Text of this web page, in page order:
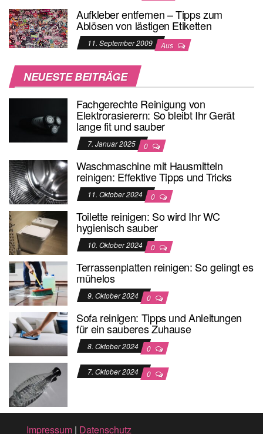
Aufkleber entfernen – Tipps zum
Ablösen von lästigen Etiketten
11. September 2009 Aus
NEUESTE BEITRÄGE
Fachgerechte Reinigung von
Elektrorasierern: So bleibt Ihr Gerät
lange fit und sauber
7. Januar 2025 0
Waschmaschine mit Hausmitteln
reinigen: Effektive Tipps und Tricks
11. Oktober 2024 0
Toilette reinigen: So wird Ihr WC
hygienisch sauber
10. Oktober 2024 0
Terrassenplatten reinigen: So gelingt es
mühelos
9. Oktober 2024 0
Sofa reinigen: Tipps und Anleitungen
für ein sauberes Zuhause
8. Oktober 2024 0
7. Oktober 2024 0
Impressum | Datenschutz